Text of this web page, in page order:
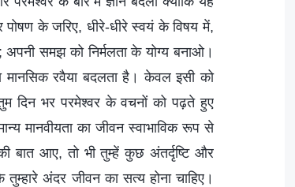
के जरिए, धीरे-धीरे स्वयं के विषय में,
समझ को निर्मलता के योग्य बनाओ।
रवैया बदलता है। केवल इसी को
दिन भर परमेश्वर के वचनों को पढ़ते हुए
मानवीयता का जीवन स्वाभाविक रूप से
बात आए, तो भी तुम्हें कुछ अंतर्दृष्टि और
अंदर जीवन का सत्य होना चाहिए।